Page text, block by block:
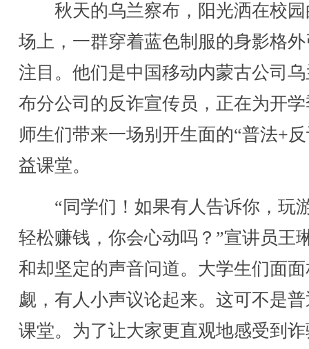
秋天的乌兰察布，阳光洒在校园
场上，一群穿着蓝色制服的身影格
注目。他们是中国移动内蒙古公司
布分公司的反诈宣传员，正在为开
师生们带来一场别开生面的“普法+
益课堂。
“同学们！如果有人告诉你，玩
轻松赚钱，你会心动吗？”宣讲员王
和却坚定的声音问道。大学生们面
觑，有人小声议论起来。这可不是
课堂。为了让大家更直观地感受到